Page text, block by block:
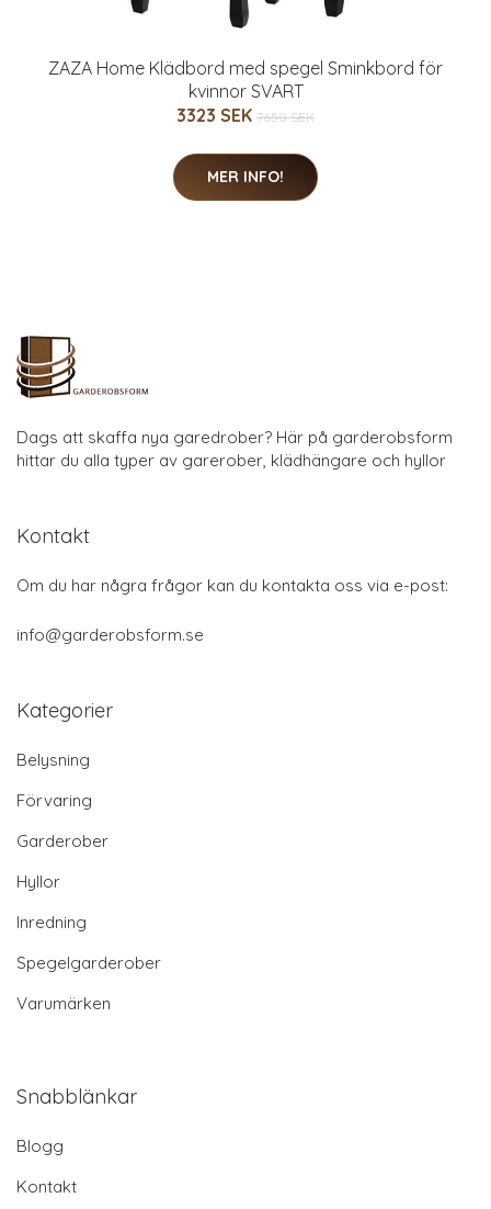
ZAZA Home Klädbord med spegel Sminkbord för
kvinnor SVART
3323 SEK 7650 SEK
MER INFO!
Dags att skaffa nya garedrober? Här på garderobsform
hittar du alla typer av garerober, klädhängare och hyllor
Kontakt
Om du har några frågor kan du kontakta oss via e-post:
info@garderobsform.se
Kategorier
Belysning
Förvaring
Garderober
Hyllor
Inredning
Spegelgarderober
Varumärken
Snabblänkar
Blogg
Kontakt